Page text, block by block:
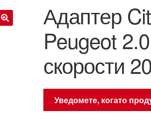
Адаптер
Peugeot
скорости
Уведомете, когато